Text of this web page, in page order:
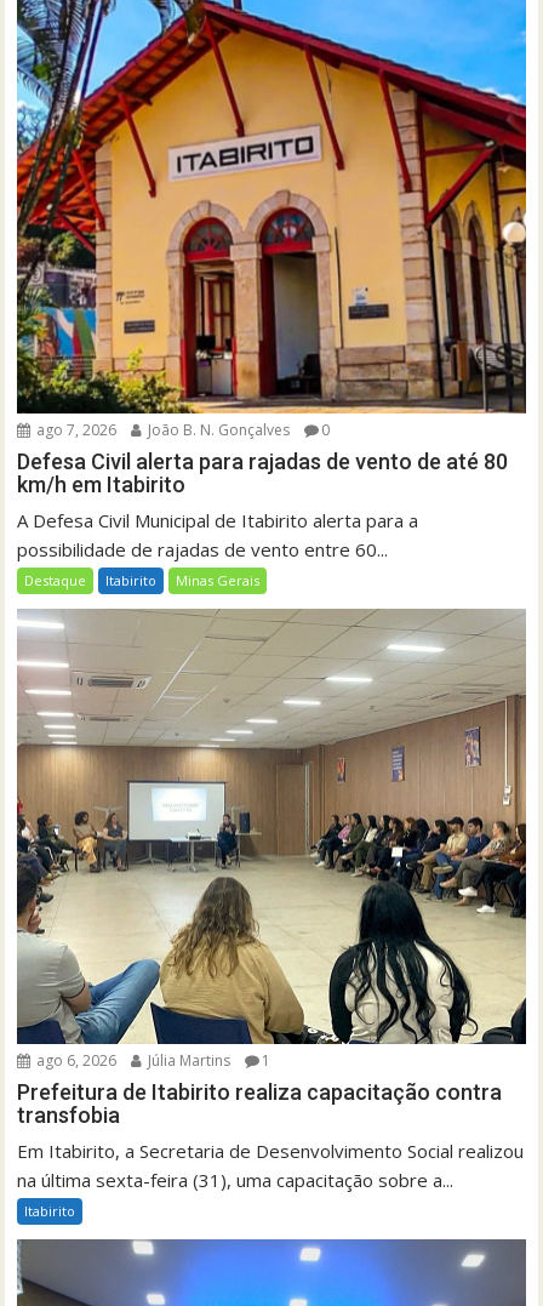
ago 7, 2026 João B. N. Gonçalves 0
Defesa Civil alerta para rajadas de vento de até 80
km/h em Itabirito
A Defesa Civil Municipal de Itabirito alerta para a
possibilidade de rajadas de vento entre 60...
Destaque Itabirito Minas Gerais
ago 6, 2026 Júlia Martins 1
Prefeitura de Itabirito realiza capacitação contra
transfobia
Em Itabirito, a Secretaria de Desenvolvimento Social realizou
na última sexta-feira (31), uma capacitação sobre a...
Itabirito